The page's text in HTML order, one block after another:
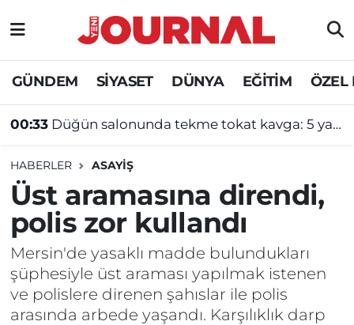
GÜNDEM SİYASET DÜNYA EĞİTİM ÖZEL
00:33 Düğün salonunda tekme tokat kavga: 5 yaralı
HABERLER ASAYİŞ
Üst aramasına direndi,
polis zor kullandı
Mersin'de yasaklı madde bulundukları
şüphesiyle üst araması yapılmak istenen
ve polislere direnen şahıslar ile polis
arasında arbede yaşandı. Karşılıklık darp
GÜNDEM
SİYASET
EĞİTİM
ÖZEL HABER
Nöbetçi Eczaneler
Hava Durumu
Süper Lig Puan Durumu ve Fikstür
Tüm Manşetler
Son Dakika Haberleri
Haber Arşivi